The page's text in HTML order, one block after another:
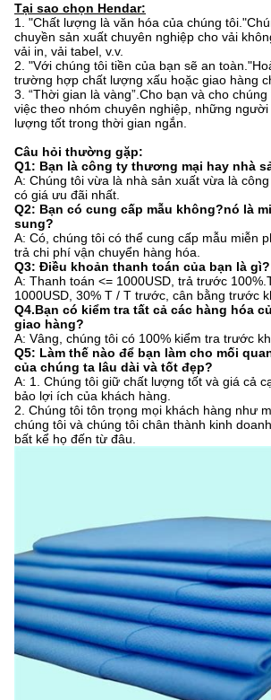
Tại sao chọn Hendar:
1. "Chất lượng là văn hóa của chúng
chuyền sản xuất chuyên nghiệp cho vải
vải in, vải tabel, v.v.
2. "Với chúng tôi tiền của bạn sẽ an
trường hợp chất lượng xấu hoặc giao hàng
3. “Thời gian là vàng”.Cho bạn và cho
việc theo nhóm chuyên nghiệp, những
lượng tốt trong thời gian ngắn.
Câu hỏi thường gặp:
Q1: Bạn là công ty thương mại hay nhà
A: Chúng tôi vừa là nhà sản xuất vừa là
có giá ưu đãi nhất.
Q2: Bạn có cung cấp mẫu không?nó là
sung?
A: Có, chúng tôi có thể cung cấp mẫu miễn
trả chi phí vận chuyển hàng hóa.
Q3: Điều khoản thanh toán của bạn là gì?
A: Thanh toán <= 1000USD, trả trước
1000USD, 30% T / T trước, cân bằng trước
Q4.Bạn có kiểm tra tất cả các hàng hóa
giao hàng?
A: Vâng, chúng tôi có 100% kiểm tra trước
Q5: Làm thế nào để bạn làm cho mối
của chúng ta lâu dài và tốt đẹp?
A: 1. Chúng tôi giữ chất lượng tốt và giá cả
bảo lợi ích của khách hàng.
2. Chúng tôi tôn trọng mọi khách hàng như
chúng tôi và chúng tôi chân thành kinh
bất kể họ đến từ đâu.